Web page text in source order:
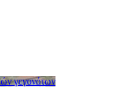
γεγονότων